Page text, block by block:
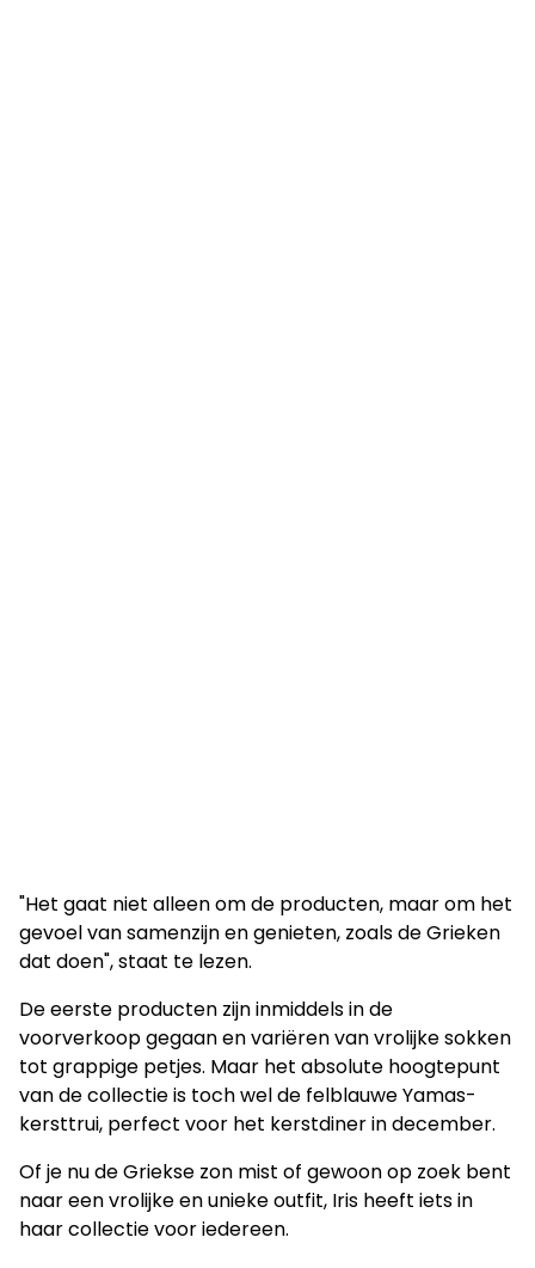
"Het gaat niet alleen om de producten, maar om het
gevoel van samenzijn en genieten, zoals de Grieken
dat doen", staat te lezen.
De eerste producten zijn inmiddels in de
voorverkoop gegaan en variëren van vrolijke sokken
tot grappige petjes. Maar het absolute hoogtepunt
van de collectie is toch wel de felblauwe Yamas-
kersttrui, perfect voor het kerstdiner in december.
Of je nu de Griekse zon mist of gewoon op zoek bent
naar een vrolijke en unieke outfit, Iris heeft iets in
haar collectie voor iedereen.